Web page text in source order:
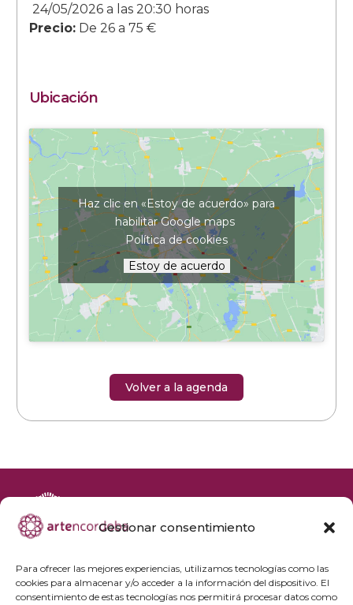
Gestionar consentimiento
Para ofrecer las mejores experiencias, utilizamos tecnologías como las
cookies para almacenar y/o acceder a la información del dispositivo. El
consentimiento de estas tecnologías nos permitirá procesar datos como
24/05/2026 a las 20:30 horas
Precio:De 26 a 75 €
Ubicación
Haz clic en «Estoy de acuerdo» para
habilitar Google maps
Política de cookies
Estoy de acuerdo
Volver a la agenda
Agenda cultural